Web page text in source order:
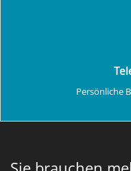
Persönliche